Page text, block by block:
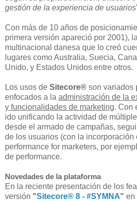
gestión de la experiencia de usuarios
Con más de 10 años de
primera versión apareció por 2001),
multinacional danesa que lo creó
lugares como Australia, Suecia,
Unido, y Estados Unidos entre otros.
Los usos de Sitecore® son variados
enfocados a la administración de la
y funcionalidades de marketing. Con
ido unificando la actividad de
desde el armado de campañas,
de los usuarios (con la incorporación
performance for marketers, por
de performance.
Novedades de la plataforma
En la reciente presentación de los
versión "Sitecore® 8 - #SYMNA" en